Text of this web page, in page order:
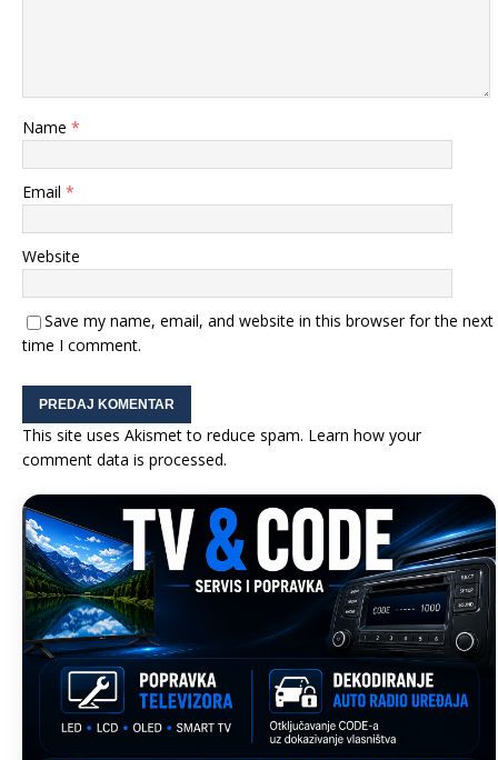
Name *
Email *
Website
Save my name, email, and website in this browser for the next
time I comment.
This site uses Akismet to reduce spam. Learn how your
comment data is processed.